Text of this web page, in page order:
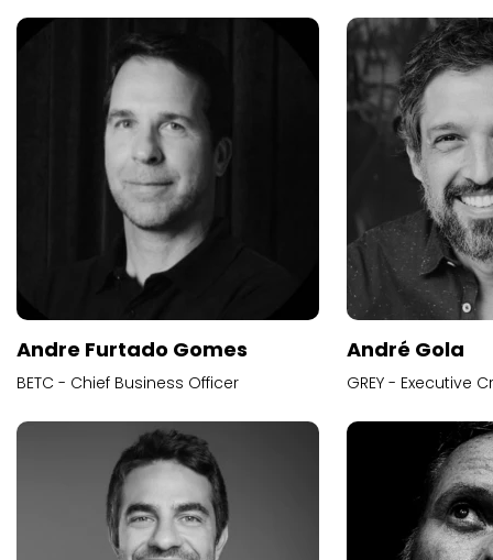
Andre Furtado Gomes
BETC - Chief Business Officer
André Gola
GREY - Executive